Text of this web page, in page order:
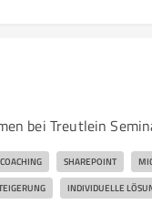
bei Treutlein
COACHING SHAREPOINT
INDIVIDUELLE